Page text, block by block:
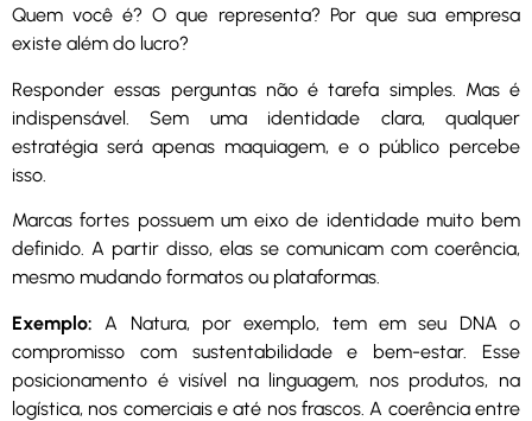
Quem você é? O que representa? Por que sua empresa
existe além do lucro?
Responder essas perguntas não é tarefa simples. Mas é
indispensável. Sem uma identidade clara, qualquer
estratégia será apenas maquiagem, e o público percebe
isso.
Marcas fortes possuem um eixo de identidade muito bem
definido. A partir disso, elas se comunicam com coerência,
mesmo mudando formatos ou plataformas.
Exemplo: A Natura, por exemplo, tem em seu DNA o
compromisso com sustentabilidade e bem-estar. Esse
posicionamento é visível na linguagem, nos produtos, na
logística, nos comerciais e até nos frascos. A coerência entre